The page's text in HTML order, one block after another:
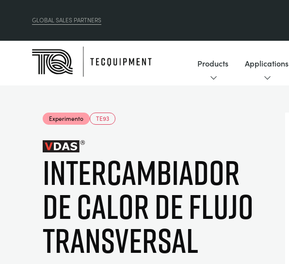
GLOBAL SALES PARTNERS
Products Applications
Experimento TE93
INTERCAMBIADOR
DE CALOR DE FLUJO
TRANSVERSAL